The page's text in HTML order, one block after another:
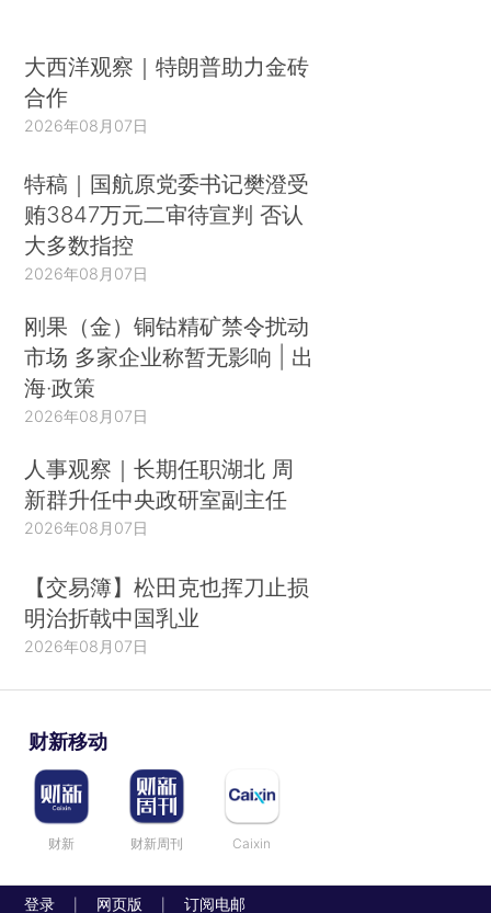
大西洋观察｜特朗普助力金砖
合作
2026年08月07日
特稿｜国航原党委书记樊澄受
贿3847万元二审待宣判 否认
大多数指控
2026年08月07日
刚果（金）铜钴精矿禁令扰动
市场 多家企业称暂无影响 | 出
海·政策
2026年08月07日
人事观察｜长期任职湖北 周
新群升任中央政研室副主任
2026年08月07日
【交易簿】松田克也挥刀止损
明治折戟中国乳业
2026年08月07日
财新移动
财新 财新周刊 Caixin
登录 网页版 订阅电邮